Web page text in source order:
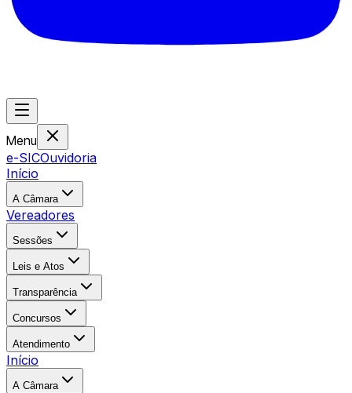
Menu
e-SICOuvidoria
Início
A Câmara
Vereadores
Sessões
Leis e Atos
Transparência
Concursos
Atendimento
Início
A Câmara